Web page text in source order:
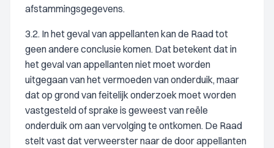
afstammingsgegevens.
3.2. In het geval van appellanten kan de Raad tot
geen andere conclusie komen. Dat betekent dat in
het geval van appellanten niet moet worden
uitgegaan van het vermoeden van onderduik, maar
dat op grond van feitelijk onderzoek moet worden
vastgesteld of sprake is geweest van reële
onderduik om aan vervolging te ontkomen. De Raad
stelt vast dat verweerster naar de door appellanten